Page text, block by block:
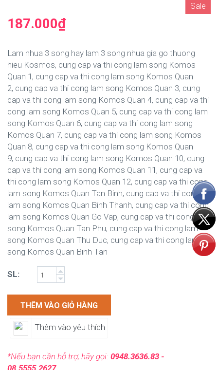
Sale
187.000₫
Lam nhua 3 song hay lam 3 song nhua gia go thuong
hieu Kosmos, cung cap va thi cong lam song Komos
Quan 1, cung cap va thi cong lam song Komos Quan
2, cung cap va thi cong lam song Komos Quan 3, cung
cap va thi cong lam song Komos Quan 4, cung cap va thi
cong lam song Komos Quan 5, cung cap va thi cong lam
song Komos Quan 6, cung cap va thi cong lam song
Komos Quan 7, cung cap va thi cong lam song Komos
Quan 8, cung cap va thi cong lam song Komos Quan
9, cung cap va thi cong lam song Komos Quan 10, cung
cap va thi cong lam song Komos Quan 11, cung cap va
thi cong lam song Komos Quan 12, cung cap va thi cong
lam song Komos Quan Tan Binh, cung cap va thi cong
lam song Komos Quan Binh Thanh, cung cap va thi cong
lam song Komos Quan Go Vap, cung cap va thi cong lam
song Komos Quan Tan Phu, cung cap va thi cong lam
song Komos Quan Thu Duc, cung cap va thi cong lam
song Komos Quan Binh Tan
SL:
THÊM VÀO GIỎ HÀNG
Thêm vào yêu thích
*Nếu bạn cần hỗ trợ, hãy gọi: 0948.3636.83 -
08.5555.2627